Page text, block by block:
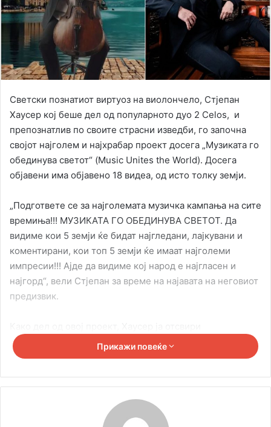
Светски познатиот виртуоз на виолончело, Стјепан
Хаусер кој беше дел од популарното дуо 2 Celos, и
препознатлив по своите страсни изведби, го започна
својот најголем и најхрабар проект досега „Музиката го
обединува светот“ (Music Unites the World). Досега
објавени има објавено 18 видеа, од исто толку земји.
„Подгответе се за најголемата музичка кампања на сите
времиња!!! МУЗИКАТА ГО ОБЕДИНУВА СВЕТОТ. Да
видиме кои 5 земји ќе бидат најгледани, лајкувани и
коментирани, кои топ 5 земји ќе имаат најголеми
импресии!!! Ајде да видиме кој народ е најгласен и
најгорд“, вели Стјепан за време на најавата на неговиот
предизвик.
македонската песна „Јовано, Јованке“, за да ја
претстави Македонија со оваа песна. Досега„Јовано,
Прикажи повеќе